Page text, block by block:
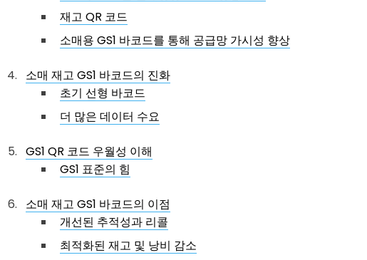
재고 QR 코드
소매용 GS1 바코드를 통해 공급망 가시성 향상
소매 재고 GS1 바코드의 진화
초기 선형 바코드
더 많은 데이터 수요
GS1 QR 코드 우월성 이해
GS1 표준의 힘
소매 재고 GS1 바코드의 이점
개선된 추적성과 리콜
최적화된 재고 및 낭비 감소